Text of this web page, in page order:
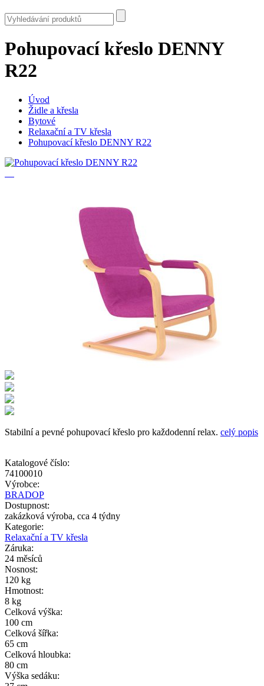
Pohupovací křeslo DENNY
R22
Úvod
Židle a křesla
Bytové
Relaxační a TV křesla
Pohupovací křeslo DENNY R22
Stabilní a pevné pohupovací křeslo pro každodenní relax. celý popis
Katalogové číslo:
74100010
Výrobce:
BRADOP
Dostupnost:
zakázková výroba, cca 4 týdny
Kategorie:
Relaxační a TV křesla
Záruka:
24 měsíců
Nosnost:
120 kg
Hmotnost:
8 kg
Celková výška:
100 cm
Celková šířka:
65 cm
Celková hloubka:
80 cm
Výška sedáku: